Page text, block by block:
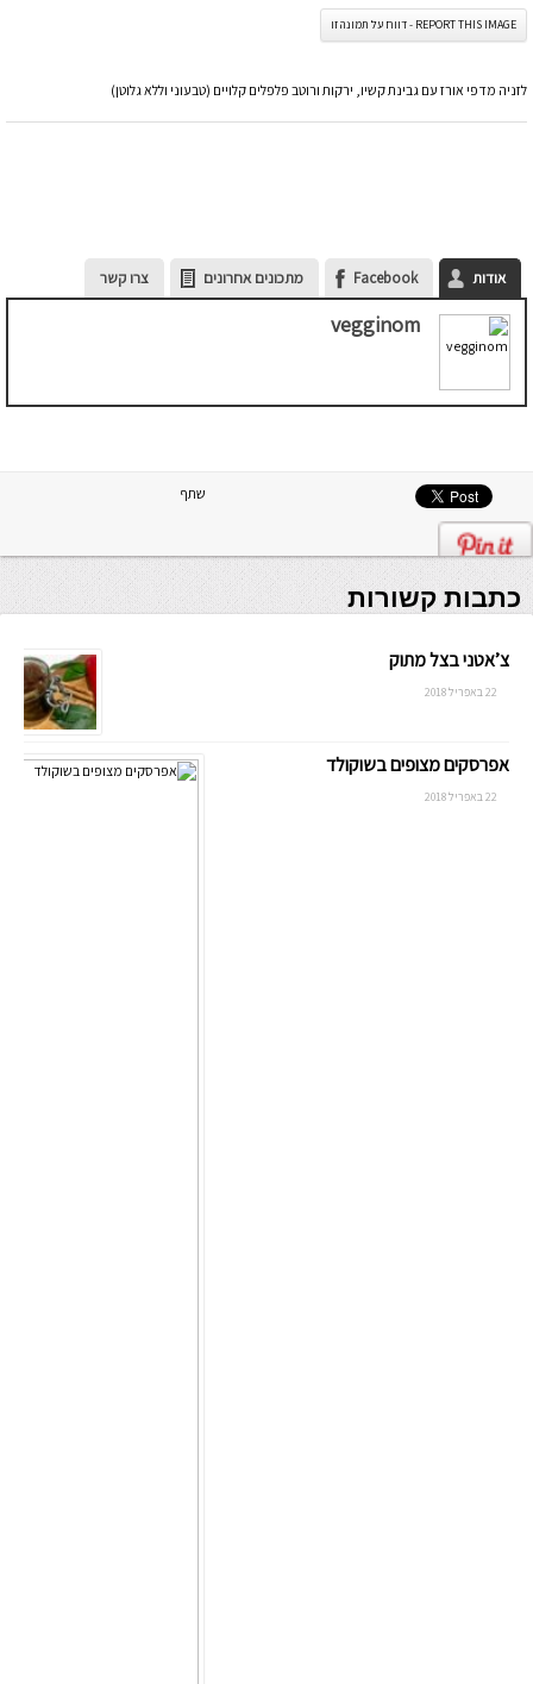
REPORT THIS IMAGE - דווח על תמונה זו
לזניה מדפי אורז עם גבינת קשיו, ירקות ורוטב פלפלים קלויים (טבעוני וללא גלוטן)
אודות Facebook מתכונים אחרונים צרו קשר
vegginom
שתף
כתבות קשורות
צ’אטני בצל מתוק
22 באפריל 2018
אפרסקים מצופים בשוקולד
22 באפריל 2018